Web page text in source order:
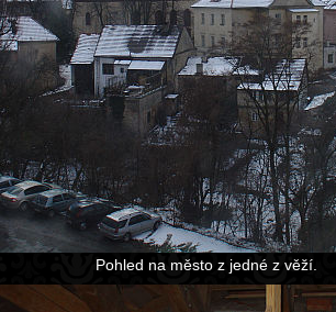
Pohled na město z jedné z věží.